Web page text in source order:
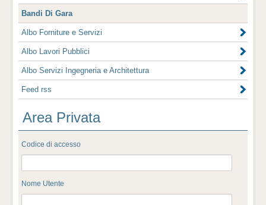
Bandi Di Gara
Albo Forniture e Servizi
Albo Lavori Pubblici
Albo Servizi Ingegneria e Architettura
Feed rss
Area Privata
Codice di accesso
Nome Utente